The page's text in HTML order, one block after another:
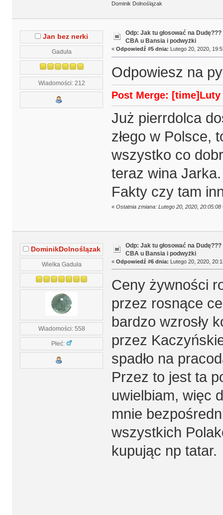
Dominik Dolnoślązak
Jan bez nerki
Gaduła
Wiadomości: 212
Odp: Jak tu głosować na
CBA u Bansia i podwyżki
« Odpowiedź #5 dnia: Lutego 20, 2020,
Odpowiesz na
Post Merge: [time]Luty
Już pierrdolca
złego w Polsce,
wszystko co
teraz wina
Fakty czy tam
« Ostatnia zmiana: Lutego 20, 2020,
DominikDolnoślązak
Wielka Gaduła
Wiadomości: 558
Płeć:
Odp: Jak tu głosować na
CBA u Bansia i podwyżki
« Odpowiedź #6 dnia: Lutego 20, 2020,
Ceny żywności
przez rosnące
bardzo wzrosły
przez
spadło na
Przez to jest ta
uwielbiam, więc
mnie
wszystkich
kupując np tatar.